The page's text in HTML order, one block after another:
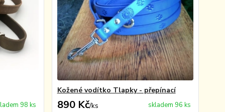
98 ks
Kožené vodítko Tlapky - přepínací
890 Kč/ks skladem 96 ks